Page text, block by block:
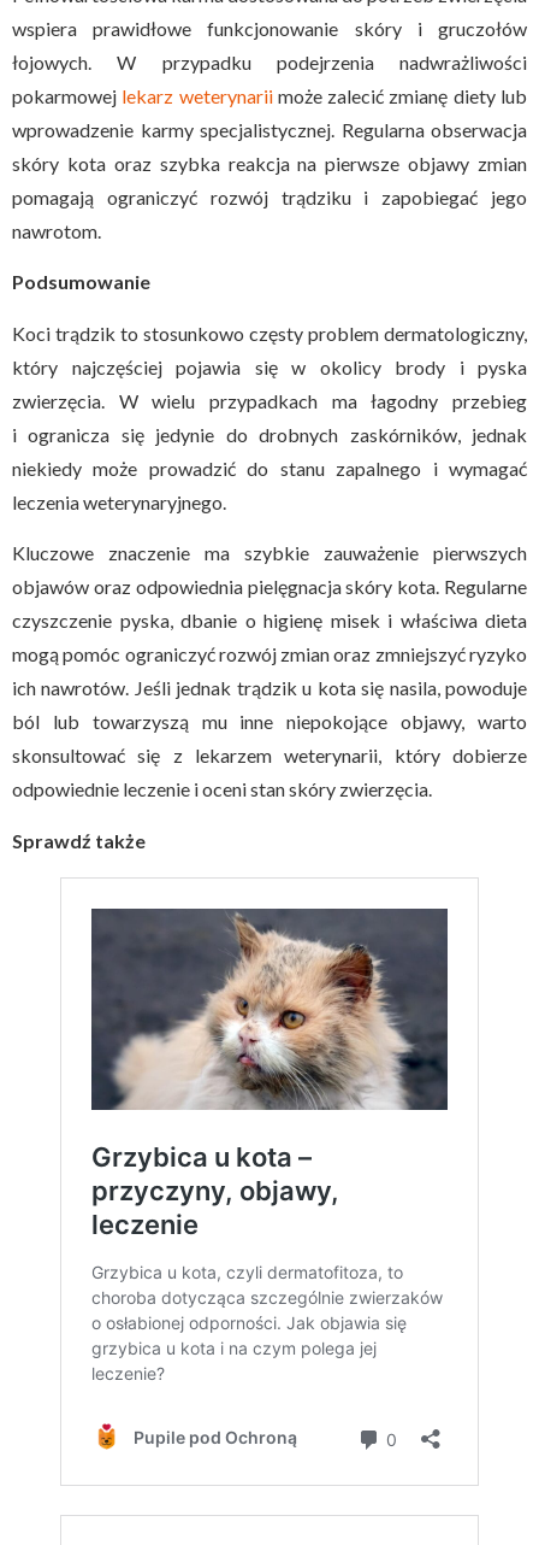
wspiera prawidłowe funkcjonowanie skóry i gruczołów
łojowych. W przypadku podejrzenia nadwrażliwości
pokarmowej lekarz weterynariimoże zalecić zmianę diety lub
wprowadzenie karmy specjalistycznej. Regularna obserwacja
skóry kota oraz szybka reakcja na pierwsze objawy zmian
pomagają ograniczyć rozwój trądziku i zapobiegać jego
nawrotom.
Podsumowanie
Koci trądzik to stosunkowo częsty problem dermatologiczny,
który najczęściej pojawia się w okolicy brody i pyska
zwierzęcia. W wielu przypadkach ma łagodny przebieg
i ogranicza się jedynie do drobnych zaskórników, jednak
niekiedy może prowadzić do stanu zapalnego i wymagać
leczenia weterynaryjnego.
Kluczowe znaczenie ma szybkie zauważenie pierwszych
objawów oraz odpowiednia pielęgnacja skóry kota. Regularne
czyszczenie pyska, dbanie o higienę misek i właściwa dieta
mogą pomóc ograniczyć rozwój zmian oraz zmniejszyć ryzyko
ich nawrotów. Jeśli jednak trądzik u kota się nasila, powoduje
ból lub towarzyszą mu inne niepokojące objawy, warto
skonsultować się z lekarzem weterynarii, który dobierze
odpowiednie leczenie i oceni stan skóry zwierzęcia.
Sprawdź także